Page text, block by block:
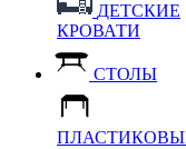
ДЕТСКИЕ
КРОВАТИ
СТОЛЫ